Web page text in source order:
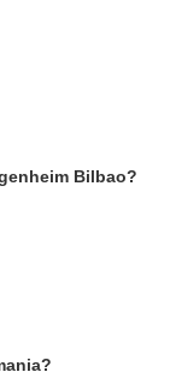
Bilbao?